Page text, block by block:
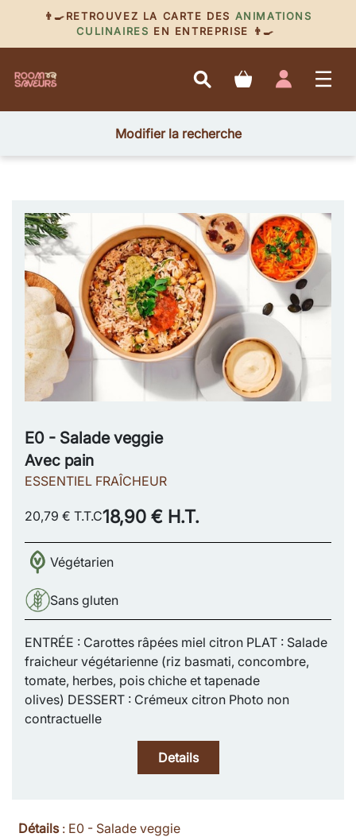
👨‍🍳RETROUVEZ LA CARTE DES ANIMATIONS
CULINAIRES EN ENTREPRISE 👨‍🍳
Modifier la recherche
E0 - Salade veggie
Avec pain
ESSENTIEL FRAÎCHEUR
20,79 € T.T.C18,90 € H.T.
Végétarien
Sans gluten
ENTRÉE : Carottes râpées miel citron PLAT : Salade
fraicheur végétarienne (riz basmati, concombre,
tomate, herbes, pois chiche et tapenade
olives) DESSERT : Crémeux citron Photo non
contractuelle
Details
Détails: E0 - Salade veggie